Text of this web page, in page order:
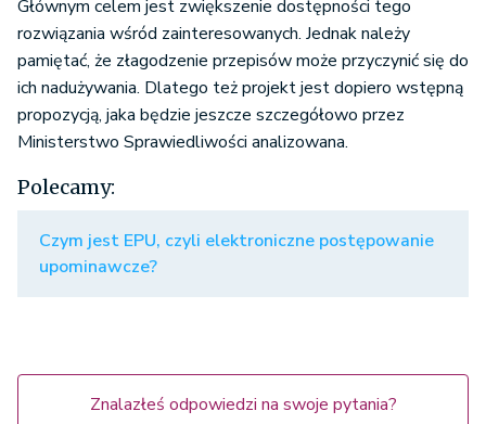
Głównym celem jest zwiększenie dostępności tego
rozwiązania wśród zainteresowanych. Jednak należy
pamiętać, że złagodzenie przepisów może przyczynić się do
ich nadużywania. Dlatego też projekt jest dopiero wstępną
propozycją, jaka będzie jeszcze szczegółowo przez
Ministerstwo Sprawiedliwości analizowana.
Polecamy:
Czym jest EPU, czyli elektroniczne postępowanie
upominawcze?
Znalazłeś odpowiedzi na swoje pytania?